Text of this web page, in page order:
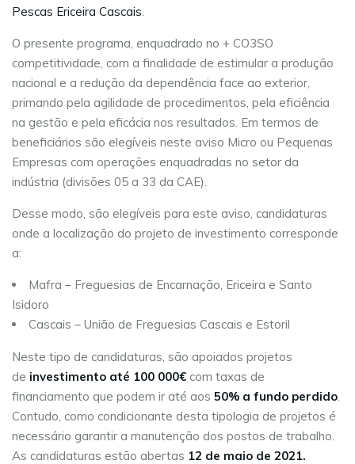
Pescas Ericeira Cascais.
O presente programa, enquadrado no + CO3SO
competitividade, com a finalidade de estimular a produção
nacional e a redução da dependência face ao exterior,
primando pela agilidade de procedimentos, pela eficiência
na gestão e pela eficácia nos resultados. Em termos de
beneficiários são elegíveis neste aviso Micro ou Pequenas
Empresas com operações enquadradas no setor da
indústria (divisões 05 a 33 da CAE).
Desse modo, são elegíveis para este aviso, candidaturas
onde a localização do projeto de investimento corresponde
a:
Mafra – Freguesias de Encarnação, Ericeira e Santo
Isidoro
Cascais – União de Freguesias Cascais e Estoril
Neste tipo de candidaturas, são apoiados projetos
de investimento até 100 000€ com taxas de
financiamento que podem ir até aos 50% a fundo perdido.
Contudo, como condicionante desta tipologia de projetos é
necessário garantir a manutenção dos postos de trabalho.
As candidaturas estão abertas 12 de maio de 2021.